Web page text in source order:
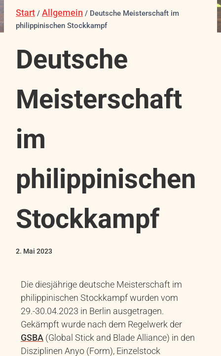
Start / Allgemein / Deutsche Meisterschaft im
philippinischen Stockkampf
Deutsche
Meisterschaft
im
philippinischen
Stockkampf
2. Mai 2023
Die diesjährige deutsche Meisterschaft im
philippinischen Stockkampf wurden vom
29.-30.04.2023 in Berlin ausgetragen.
Gekämpft wurde nach dem Regelwerk der
GSBA (Global Stick and Blade Alliance) in den
Disziplinen Anyo (Form), Einzelstock